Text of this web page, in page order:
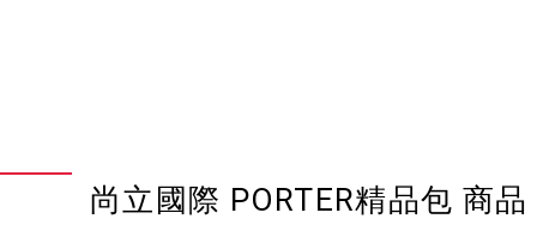
尚立國際 PORTER精品包 商品